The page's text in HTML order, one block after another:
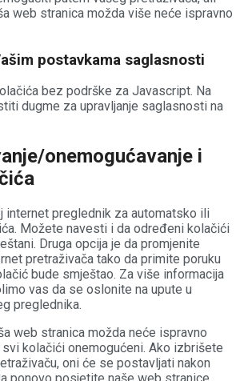
web stranica možda više neće ispravno
postavkama saglasnosti
bez podrške za Javascript. Na
dugme za upravljanje saglasnosti na
onemogućavanje i
preglednik za automatsko ili
Možete navesti i da određeni kolačići
Druga opcija je da promjenite
pretraživača tako da primite poruku
bude smještao. Za više informacija
vas da se oslonite na upute u
preglednika.
web stranica možda neće ispravno
kolačići onemogućeni. Ako izbrišete
oni će se postavljati nakon